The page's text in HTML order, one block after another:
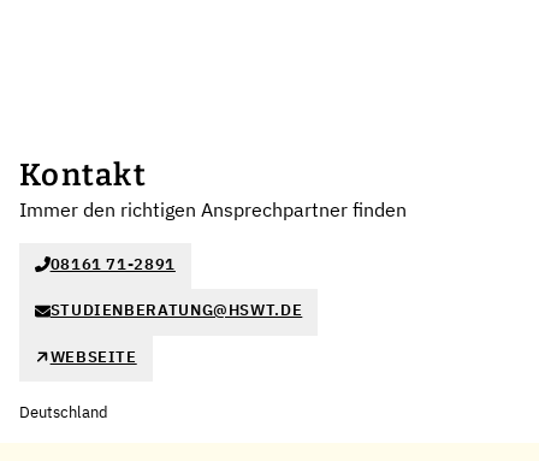
Kontakt
Immer den richtigen Ansprechpartner finden
08161 71-2891
STUDIENBERATUNG@HSWT.DE
WEBSEITE
Deutschland